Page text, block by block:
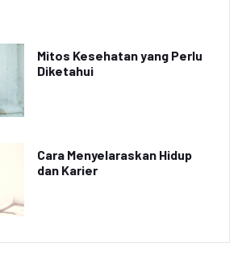
Mitos Kesehatan yang Perlu
Diketahui
Cara Menyelaraskan Hidup
dan Karier